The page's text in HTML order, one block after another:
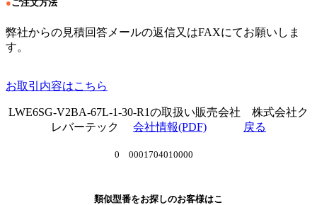
●ご注文方法
弊社からの見積回答メールの返信又はFAXにてお願いしま
す。
お取引内容はこちら
LWE6SG-V2BA-67L-1-30-R1の取扱い販売会社 株式会社ク
レバーテック 会社情報(PDF) 戻る
0 0001704010000
類似型番をお探しのお客様はこ